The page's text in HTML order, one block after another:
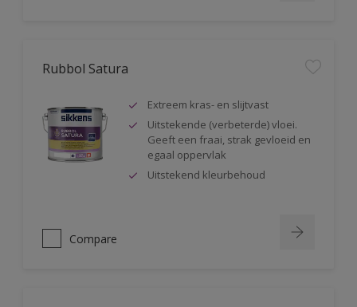
Rubbol Satura
Extreem kras- en slijtvast
Uitstekende (verbeterde) vloei.
Geeft een fraai, strak gevloeid en
egaal oppervlak
Uitstekend kleurbehoud
Compare